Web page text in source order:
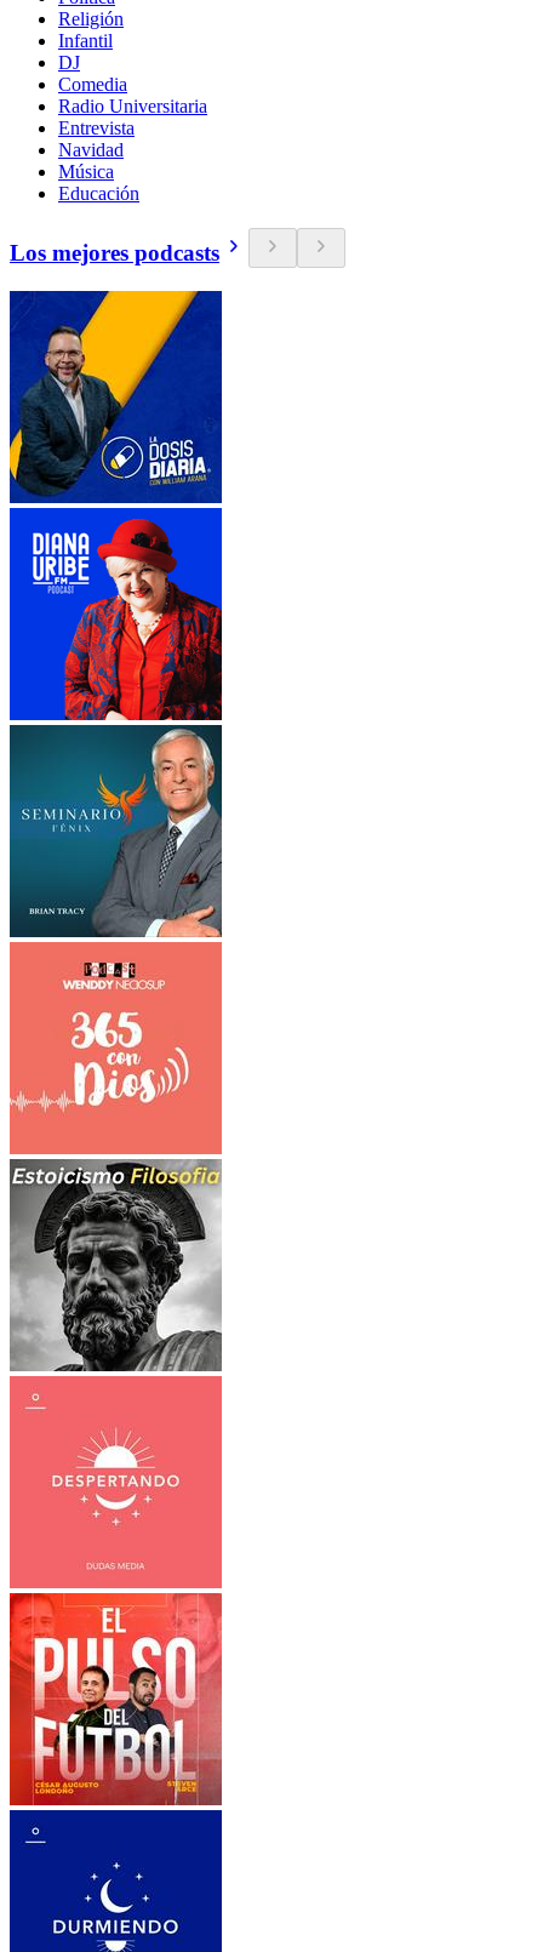
Religión
Infantil
DJ
Comedia
Radio Universitaria
Entrevista
Navidad
Música
Educación
Los mejores podcasts